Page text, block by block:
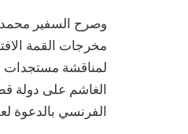
وصرح السفير محمد
لمناقشة مستجدات
الغاشم على دولة
الفرنسي بالدعوة